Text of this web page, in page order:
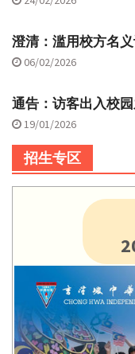
澄清：滥用校方名
06/02/2026
通告：访客出入校
19/01/2026
招生专区